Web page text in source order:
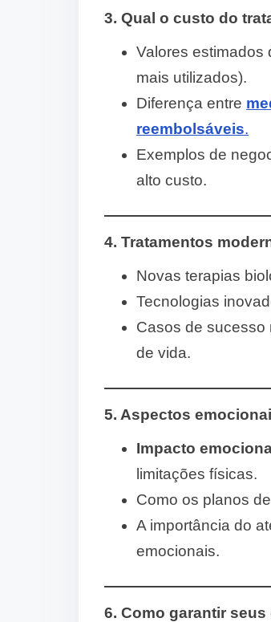
3. Qual o custo do
Valores estimados
mais utilizados).
Diferença entre
reembolsáveis.
Exemplos de
alto custo.
4. Tratamentos
Novas terapias
Tecnologias
Casos de sucesso
de vida.
5. Aspectos
Impacto
limitações físicas.
Como os planos
A importância do
emocionais.
6. Como garantir